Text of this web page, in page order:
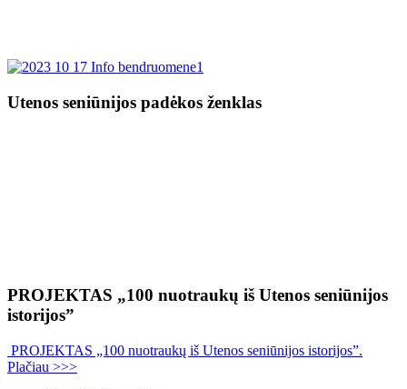
Utenos seniūnijos padėkos ženklas
PROJEKTAS „100 nuotraukų iš Utenos seniūnijos
istorijos”
PROJEKTAS „100 nuotraukų iš Utenos seniūnijos istorijos”.
Plačiau >>>